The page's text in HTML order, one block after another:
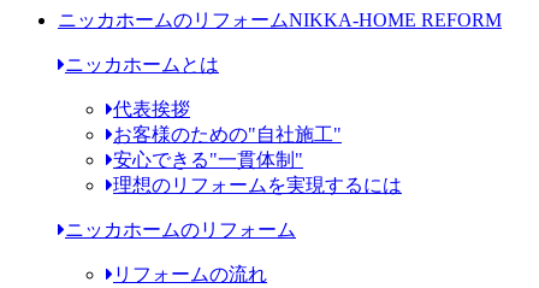
ニッカホームのリフォームNIKKA-HOME REFORM
ニッカホームとは
代表挨拶
お客様のための"自社施工"
安心できる"一貫体制"
理想のリフォームを実現するには
ニッカホームのリフォーム
リフォームの流れ